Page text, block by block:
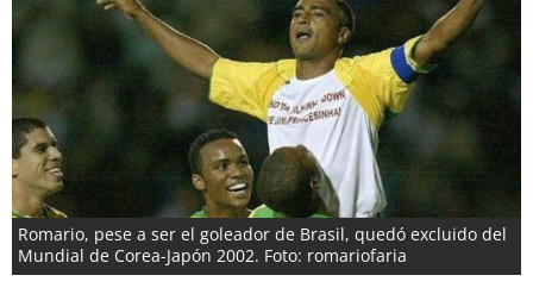
Romario, pese a ser el goleador de Brasil, quedó excluido del
Mundial de Corea-Japón 2002. Foto: romariofaria